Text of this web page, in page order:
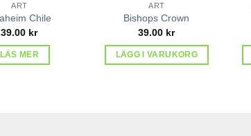
ART
Chile
39.00 kr
LÄS MER
ART
Bishops Crown
39.00 kr
LÄGG I VARUKORG